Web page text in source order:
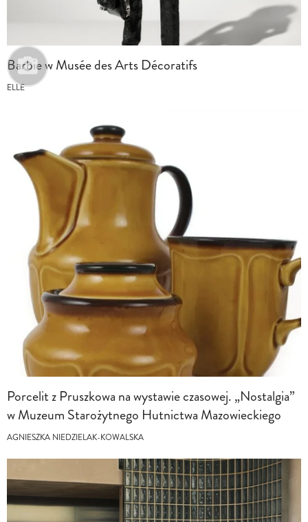
Barbie w Musée des Arts Décoratifs
ELLE
Porcelit z Pruszkowa na wystawie czasowej. „Nostalgia”
w Muzeum Starożytnego Hutnictwa Mazowieckiego
AGNIESZKA NIEDZIELAK-KOWALSKA